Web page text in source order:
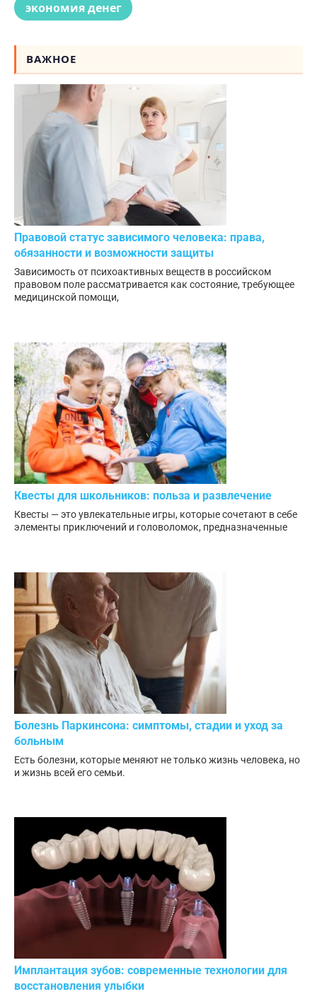
экономия денег
ВАЖНОЕ
Правовой статус зависимого человека: права,
обязанности и возможности защиты
Зависимость от психоактивных веществ в российском
правовом поле рассматривается как состояние, требующее
медицинской помощи,
Квесты для школьников: польза и развлечение
Квесты — это увлекательные игры, которые сочетают в себе
элементы приключений и головоломок, предназначенные
Болезнь Паркинсона: симптомы, стадии и уход за
больным
Есть болезни, которые меняют не только жизнь человека, но
и жизнь всей его семьи.
Имплантация зубов: современные технологии для
восстановления улыбки